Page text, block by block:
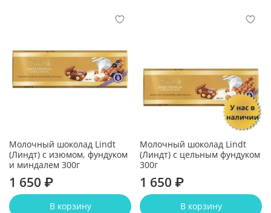
Молочный шоколад Lindt
(Линдт) с изюмом, фундуком
и миндалем 300г
1 650 ₽
В корзину
Молочный шоколад Lindt
(Линдт) с цельным фундуком
300г
1 650 ₽
В корзину